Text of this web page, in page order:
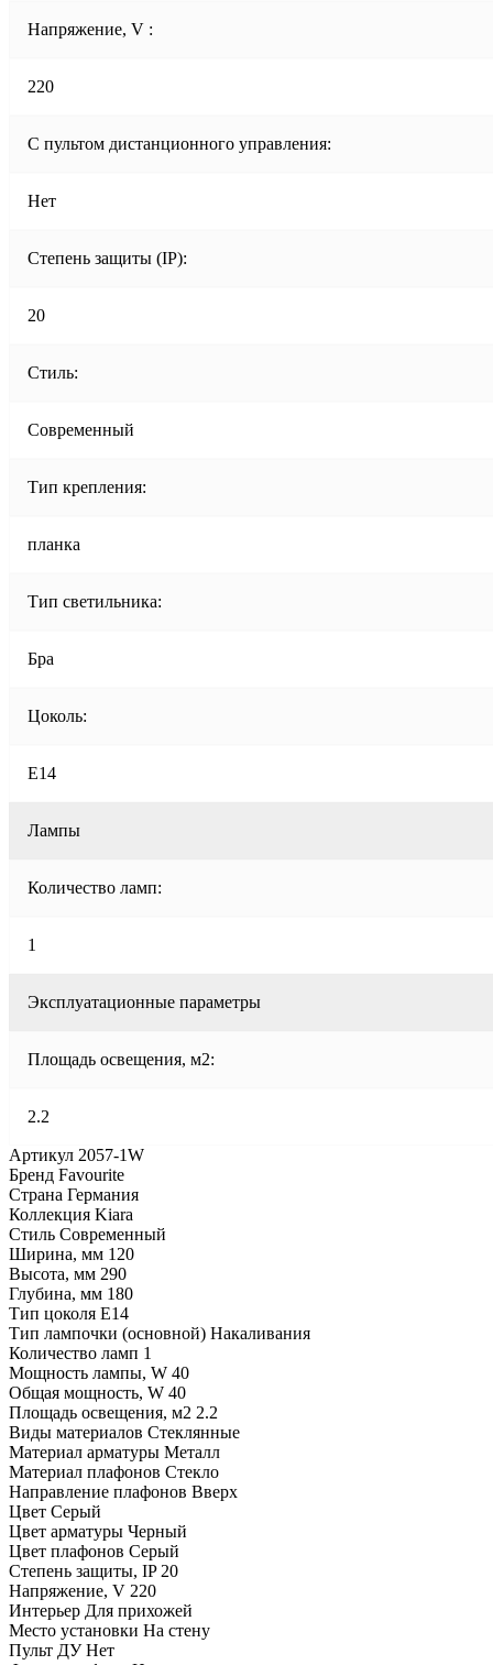
Напряжение, V :
220
С пультом дистанционного управления:
Нет
Степень защиты (IP):
20
Стиль:
Современный
Тип крепления:
планка
Тип светильника:
Бра
Цоколь:
E14
Лампы
Количество ламп:
1
Эксплуатационные параметры
Площадь освещения, м2:
2.2
Артикул 2057-1W
Бренд Favourite
Страна Германия
Коллекция Kiara
Стиль Современный
Ширина, мм 120
Высота, мм 290
Глубина, мм 180
Тип цоколя E14
Тип лампочки (основной) Накаливания
Количество ламп 1
Мощность лампы, W 40
Общая мощность, W 40
Площадь освещения, м2 2.2
Виды материалов Стеклянные
Материал арматуры Металл
Материал плафонов Стекло
Направление плафонов Вверх
Цвет Серый
Цвет арматуры Черный
Цвет плафонов Серый
Степень защиты, IP 20
Напряжение, V 220
Интерьер Для прихожей
Место установки На стену
Пульт ДУ Нет